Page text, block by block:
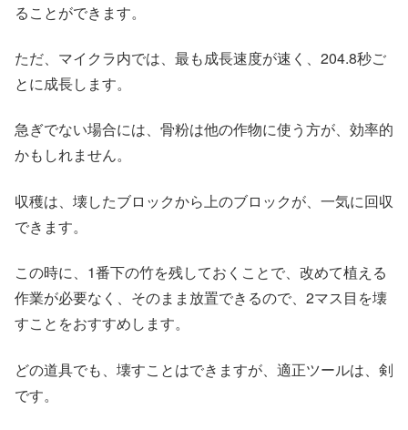
ることができます。
ただ、マイクラ内では、最も成長速度が速く、204.8秒ご
とに成長します。
急ぎでない場合には、骨粉は他の作物に使う方が、効率的
かもしれません。
収穫は、壊したブロックから上のブロックが、一気に回収
できます。
この時に、1番下の竹を残しておくことで、改めて植える
作業が必要なく、そのまま放置できるので、2マス目を壊
すことをおすすめします。
どの道具でも、壊すことはできますが、適正ツールは、剣
です。